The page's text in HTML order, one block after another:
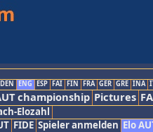
DEN ENG ESP FAI FIN FRA GER GRE INA
championship Pictures
Elozahl
FIDE Spieler anmelden Elo